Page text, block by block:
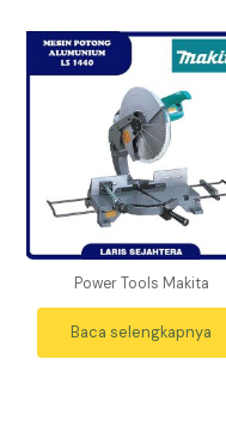
Power Tools Makita
Baca selengkapnya